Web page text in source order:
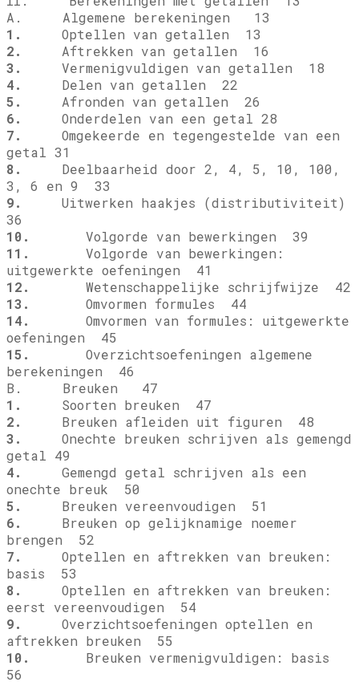
A. Algemene berekeningen 13
1.
Optellen van getallen 13
2.
Aftrekken van getallen 16
3.
Vermenigvuldigen van getallen 18
4.
Delen van getallen 22
5.
Afronden van getallen 26
6.
Onderdelen van een getal 28
7.
Omgekeerde en tegengestelde van een
getal 31
8.
Deelbaarheid door 2, 4, 5, 10, 100,
3, 6 en 9 33
9.
Uitwerken haakjes (distributiviteit)
36
10.
Volgorde van bewerkingen 39
11.
Volgorde van bewerkingen:
uitgewerkte oefeningen 41
12.
Wetenschappelijke schrijfwijze 42
13.
Omvormen formules 44
14.
Omvormen van formules: uitgewerkte
oefeningen 45
15.
Overzichtsoefeningen algemene
berekeningen 46
B. Breuken 47
1.
Soorten breuken 47
2.
Breuken afleiden uit figuren 48
3.
Onechte breuken schrijven als gemengd
getal 49
4.
Gemengd getal schrijven als een
onechte breuk 50
5.
Breuken vereenvoudigen 51
6.
Breuken op gelijknamige noemer
brengen 52
7.
Optellen en aftrekken van breuken:
basis 53
8.
Optellen en aftrekken van breuken:
eerst vereenvoudigen 54
9.
Overzichtsoefeningen optellen en
aftrekken breuken 55
10.
Breuken vermenigvuldigen: basis
56